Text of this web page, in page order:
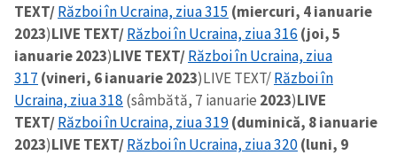
TEXT/Război în Ucraina, ziua 315 (miercuri, 4 ianuarie
2023)LIVE TEXT/Război în Ucraina, ziua 316 (joi, 5
ianuarie 2023)LIVE TEXT/Război în Ucraina, ziua
317 (vineri, 6 ianuarie 2023)LIVE TEXT/Război în
Ucraina, ziua 318 (sâmbătă, 7 ianuarie 2023)LIVE
TEXT/Război în Ucraina, ziua 319(duminică, 8 ianuarie
2023)LIVE TEXT/Război în Ucraina, ziua 320(luni, 9